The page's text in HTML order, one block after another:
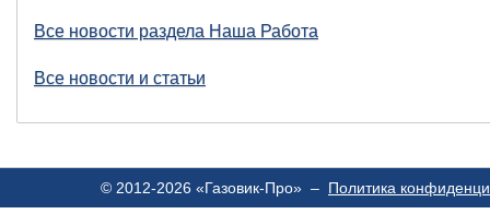
Все новости раздела Наша Работа
Все новости и статьи
© 2012-2026 «Газовик-Про» – Политика